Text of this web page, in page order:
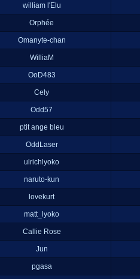
william l'Elu
Orphée
Omanyte-chan
WilliaM
OoD483
Cely
Odd57
ptit ange bleu
OddLaser
ulrichlyoko
naruto-kun
lovekurt
matt_lyoko
Callie Rose
Jun
pgasa